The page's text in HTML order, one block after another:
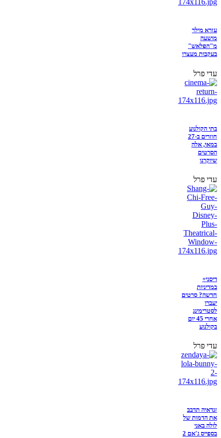
עזרא מילר
מושעה
מ"הפלאש"
בעקבות מעצרו
עדי פרל
בתי הקולנוע
חוזרים ב-27
במאי, אלה
הסרטים
שיוקרנו
עדי פרל
דיסני+
במדיניות
חדשה? סרטים
יעברו
לסטרימינג
אחרי 45 יום
בקולנוע
עדי פרל
זנדאיה תדבב
את הדמות של
לולה באני
בספייס ג'אם 2